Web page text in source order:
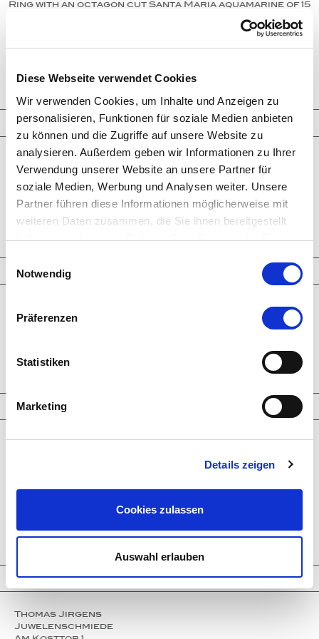
Diese Webseite verwendet Cookies
Wir verwenden Cookies, um Inhalte und Anzeigen zu
personalisieren, Funktionen für soziale Medien anbieten
zu können und die Zugriffe auf unsere Website zu
analysieren. Außerdem geben wir Informationen zu Ihrer
Verwendung unserer Website an unsere Partner für
soziale Medien, Werbung und Analysen weiter. Unsere
Partner führen diese Informationen möglicherweise mit
weiteren Daten zusammen, die Sie ihnen bereitgestellt
haben oder die sie im Rahmen Ihrer Nutzung der Dienste
Einwilligungsauswahl
Notwendig
Präferenzen
Statistiken
Marketing
Details zeigen
Cookies zulassen
Auswahl erlauben
Ring with an octagon cut Santa Maria aquamarine of 15
ct., set in matte platinum iridium.
Jewelry
Rings
Earrings
Bracelets
Necklaces
Cufflinks
Brooches - Objects
Highlights
Larimar
Clear Crystals
Trinity Transformers
Information
Company
Instagram
Imprint
Privacy policy
Contact
Thomas Jirgens
Juwelenschmiede